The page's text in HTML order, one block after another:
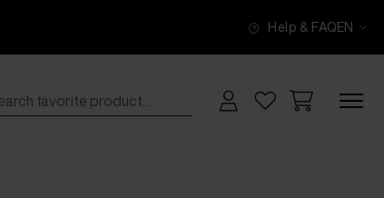
Help & FAQEN